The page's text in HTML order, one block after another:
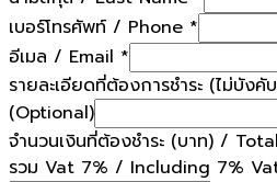
เบอร์โทรศัพท์ / Phone *
อีเมล / Email *
รายละเอียดที่ต้องการชำระ (ไม่บัง
(Optional)
จำนวนเงินที่ต้องชำระ (บาท) /
รวม Vat 7% / Including 7%